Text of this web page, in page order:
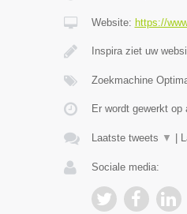
Website: https://
Inspira ziet uw
Zoekmachine
Er wordt gewerkt op
Laatste tweets ▼
Sociale media: